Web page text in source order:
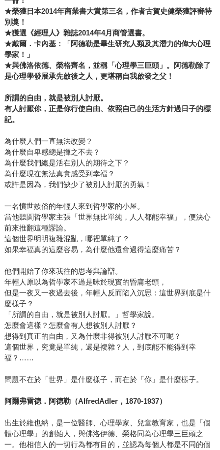
★榮獲日本2014年商業書大賞第三名，作者古賀史健榮獲評審特
別獎！
★獲選《經理人》雜誌2014年4月商管選書。
★戴爾．卡內基：「阿德勒是畢生研究人類及其潛力的偉大心理
學家！」
★與佛洛依德、榮格齊名，並稱「心理學三巨頭」。阿德勒除了
是心理學發展承先啟後之人，更堪稱自我啟發之父！
所謂的自由，就是被別人討厭。
有人討厭你，正是你行使自由、依照自己的生活方針過日子的標
記。
為什麼人們一直無法改變？
為什麼自卑感總是揮之不去？
為什麼我們總是活在別人的期待之下？
為什麼現在無法真實感受到幸福？
或許是因為，我們缺少了被別人討厭的勇氣！
一名憤世嫉俗的年輕人來到哲學家的小屋。
當他聽聞哲學家主張「世界無比單純，人人都能幸福」，便決心
前來推翻這種謬論。
這個世界明明複雜混亂，哪裡單純了？
如果幸福真的這麼容易，為什麼他還會過得這麼痛苦？
他們開始了你來我往的思考與論辯。
年輕人原以為哲學家不過是昧於現實的昏庸老頭，
但是一夜又一夜過去後，年輕人反而陷入沉思：這世界到底是什
麼樣子？
「所謂的自由，就是被別人討厭。」哲學家說。
怎麼會這樣？怎麼會有人想被別人討厭？
想得到真正的自由，又為什麼非得被別人討厭不可呢？
這個世界，究竟是單純，還是複雜？人，到底能不能得到幸
福？……
問題不在於「世界」是什麼樣子，而在於「你」是什麼樣子。
阿爾弗雷德．阿德勒（AlfredAdler，1870-1937）
出生於維也納，是一位醫師、心理學家、兒童教育家，也是「個
體心理學」的創始人，與佛洛伊德、榮格同為心理學三巨頭之
一。他相信人的一切行為都有目的，並認為每個人都是不同的個